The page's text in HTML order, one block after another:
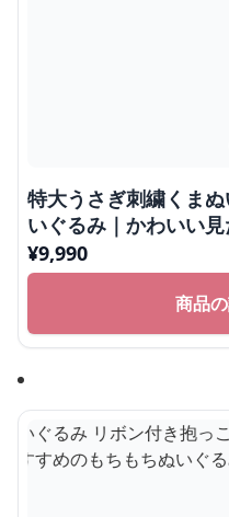
特大うさぎ刺繍くま
いぐるみ｜かわいい
いぐるみギフト
¥9,990
商品